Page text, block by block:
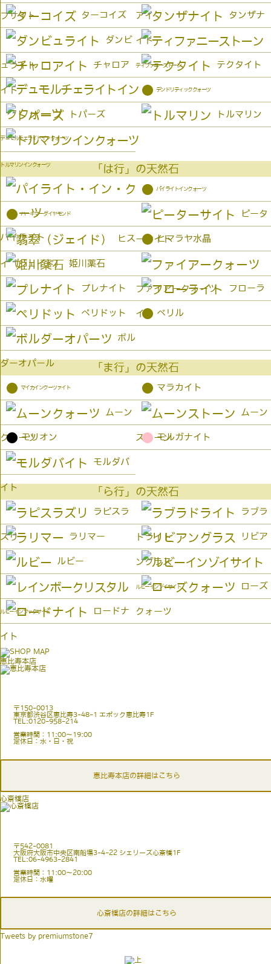
プサイト アイ
ターコイズ タンザナ
イト
ダンビ
ュライト ティファニーストーン
チャロア
イト
テクタイト
デュモルチェライトインクォーツ
● デンドリティッククォーツ
トパーズ トルマリン
トルマリンインクォーツ 「は行」の天然石
パイライト
● パイライトインクォーツ
● ハーキマーダイヤモンド ピータ
ーサイト
ヒス
イ（ジェイド）
● ヒマラヤ水晶
姫川薬石
ファイアークォーツ
プレナイト フローラ
イト
ペリドット ● ベリル
ボル
ダーオパール 「ま行」の天然石
● マイカインクーツァイト ● マラカイト
ムーン
クォーツ
ムーン
ストーン
● モリオン ● モルガナイト
モルダバ
イト 「ら行」の天然石
ラピスラ
ズリ
ラブラ
ドライト
ラリマー リビア
ングラス
ルビー
ルビーインゾイサイト
ルビーインフックサイト
ローズ
クォーツ
ロードナ
イト
恵比寿本店
〒150-0013
東京都渋谷区恵比寿3-48-1 エポック恵比寿1F
TEL:0120-958-214
営業時間：11:00〜19:00
定休日：水・日・祝
恵比寿本店の詳細はこちら
心斎橋店
〒542-0081
大阪府大阪市中央区南船場3-4-22 シェリーズ心斎橋1F
TEL:06-4963-2841
営業時間：11:00〜20:00
定休日：水曜
心斎橋店の詳細はこちら
Tweets by premiumstone7